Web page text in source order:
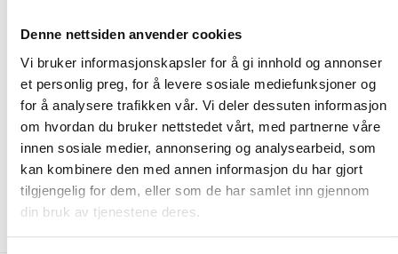
Denne nettsiden anvender cookies
Vi bruker informasjonskapsler for å gi innhold og annonser
et personlig preg, for å levere sosiale mediefunksjoner og
for å analysere trafikken vår. Vi deler dessuten informasjon
om hvordan du bruker nettstedet vårt, med partnerne våre
innen sosiale medier, annonsering og analysearbeid, som
kan kombinere den med annen informasjon du har gjort
tilgjengelig for dem, eller som de har samlet inn gjennom
din bruk av tjenestene deres.
PRODUKTER MED KLOREFFEKT
SunWac 12 Klortabletter –
SpaCare
420.00 kr
KJØP
PRODUKTER MED KLOREFFEKT
Spa Chemicals Klor
granulat 1kg
215.00 kr